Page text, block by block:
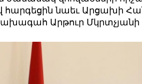
հարգեցին նաեւ Արցախի
Արթուր Մկրտչյանի